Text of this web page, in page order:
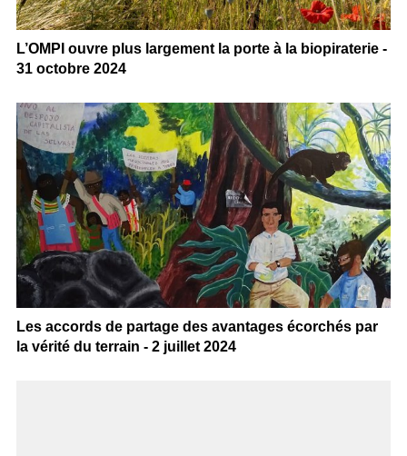
L’OMPI ouvre plus largement la porte à la biopiraterie -
31 octobre 2024
Les accords de partage des avantages écorchés par
la vérité du terrain - 2 juillet 2024